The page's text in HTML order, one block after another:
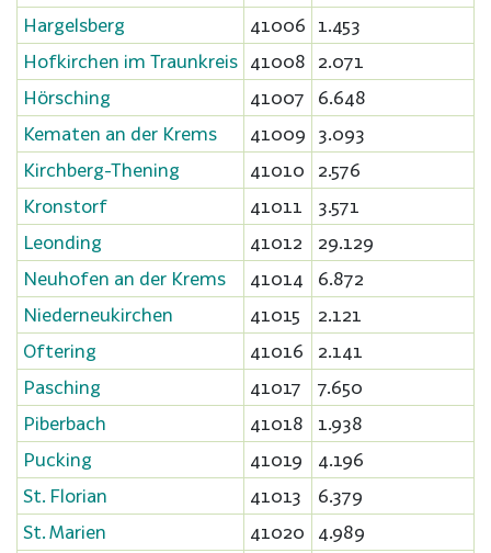
Hargelsberg
41006
1.453
Hofkirchen im Traunkreis
41008
2.071
Hörsching
41007
6.648
Kematen an der Krems
41009
3.093
Kirchberg-Thening
41010
2.576
Kronstorf
41011
3.571
Leonding
41012
29.129
Neuhofen an der Krems
41014
6.872
Niederneukirchen
41015
2.121
Oftering
41016
2.141
Pasching
41017
7.650
Piberbach
41018
1.938
Pucking
41019
4.196
St. Florian
41013
6.379
St. Marien
41020 4.989